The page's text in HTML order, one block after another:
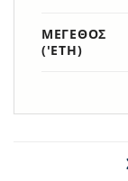
ΜΈΓΕΘΟΣ
('ΕΤΗ)